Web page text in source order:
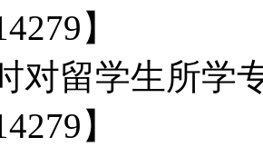
】
对留学生所学
】